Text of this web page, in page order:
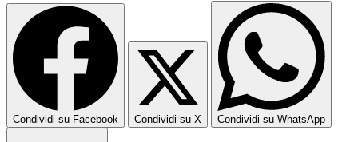
Condividi su Facebook Condividi su X Condividi su WhatsApp